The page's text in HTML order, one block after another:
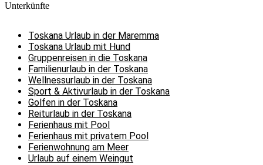
Unterkünfte
Toskana Urlaub in der Maremma
Toskana Urlaub mit Hund
Gruppenreisen in die Toskana
Familienurlaub in der Toskana
Wellnessurlaub in der Toskana
Sport & Aktivurlaub in der Toskana
Golfen in der Toskana
Reiturlaub in der Toskana
Ferienhaus mit Pool
Ferienhaus mit privatem Pool
Ferienwohnung am Meer
Urlaub auf einem Weingut